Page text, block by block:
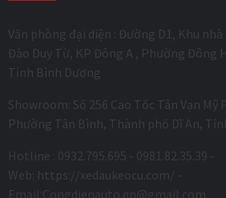
Văn phòng đại diện : Đường D1, Khu
Đào Duy Từ, KP Đông A , Phường Đông
Tỉnh Bình Dương
Showroom: Số 256 Cao Tốc Tân Vạn Mỹ
Phường Tân Bình, Thành phố Dĩ An,
Hotline : 0932.795.695 - 0981.82.35.39 -
Web: https://xedaukeocu.com/ -
Email:Congdienauto.qn@gmail.com